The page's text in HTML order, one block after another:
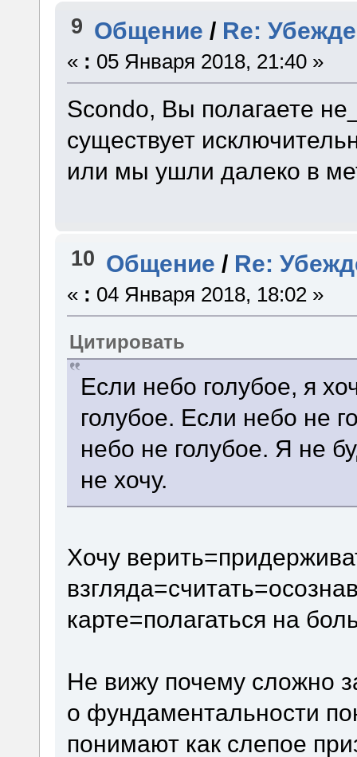
9 Общение / Re:
« : 05 Января 2018, 21:40 »
Scondo, Вы полагаете
существует
или мы ушли далеко в
10 Общение / Re:
« : 04 Января 2018, 18:02 »
Цитировать
Если небо голубое, я
голубое. Если небо не
небо не голубое. Я не
не хочу.
Хочу
карте=полагаться на
Не вижу почему сложно
о фундаментальности
понимают как слепое